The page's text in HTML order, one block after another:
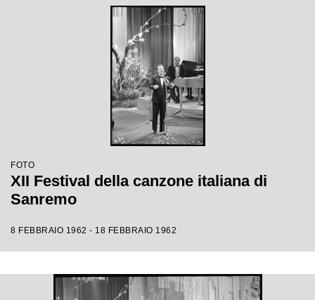
FOTO
XII Festival della canzone italiana di
Sanremo
8 FEBBRAIO 1962 - 18 FEBBRAIO 1962